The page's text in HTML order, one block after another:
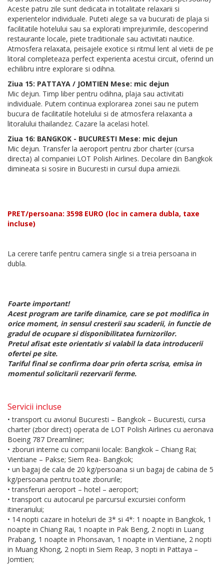
Aceste patru zile sunt dedicata in totalitate relaxarii si
experientelor individuale. Puteti alege sa va bucurati de plaja si
facilitatile hotelului sau sa explorati imprejurimile, descoperind
restaurante locale, piete traditionale sau activitati nautice.
Atmosfera relaxata, peisajele exotice si ritmul lent al vietii de pe
litoral completeaza perfect experienta acestui circuit, oferind un
echilibru intre explorare si odihna.
Ziua 15: PATTAYA / JOMTIEN Mese: mic dejun
Mic dejun. Timp liber pentru odihna, plaja sau activitati
individuale. Putem continua explorarea zonei sau ne putem
bucura de facilitatile hotelului si de atmosfera relaxanta a
litoralului thailandez. Cazare la acelasi hotel.
Ziua 16: BANGKOK - BUCURESTI Mese: mic dejun
Mic dejun. Transfer la aeroport pentru zbor charter (cursa
directa) al companiei LOT Polish Airlines. Decolare din Bangkok
dimineata si sosire in Bucuresti in cursul dupa amiezii.
PRET/persoana: 3598 EURO (loc in camera dubla, taxe
incluse)
La cerere tarife pentru camera single si a treia persoana in
dubla.
Foarte important!
Acest program are tarife dinamice, care se pot modifica in
orice moment, in sensul cresterii sau scaderii, in functie de
gradul de ocupare si disponibilitatea furnizorilor.
Pretul afisat este orientativ si valabil la data introducerii
ofertei pe site.
Tariful final se confirma doar prin oferta scrisa, emisa in
momentul solicitarii rezervarii ferme.
Servicii incluse
• transport cu avionul Bucuresti – Bangkok – Bucuresti, cursa
charter (zbor direct) operata de LOT Polish Airlines cu aeronava
Boeing 787 Dreamliner;
• zboruri interne cu companii locale: Bangkok – Chiang Rai;
Vientiane – Pakse; Siem Rea- Bangkok;
• un bagaj de cala de 20 kg/persoana si un bagaj de cabina de 5
kg/persoana pentru toate zborurile;
• transferuri aeroport – hotel – aeroport;
• transport cu autocarul pe parcursul excursiei conform
itinerariului;
• 14 nopti cazare in hoteluri de 3* si 4*: 1 noapte in Bangkok, 1
noapte in Chiang Rai, 1 noapte in Pak Beng, 2 nopti in Luang
Prabang, 1 noapte in Phonsavan, 1 noapte in Vientiane, 2 nopti
in Muang Khong, 2 nopti in Siem Reap, 3 nopti in Pattaya –
Jomtien;